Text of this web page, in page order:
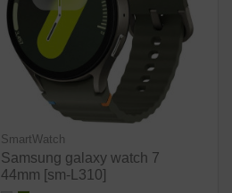
SmartWatch
Samsung galaxy watch 7
44mm [sm-L310]